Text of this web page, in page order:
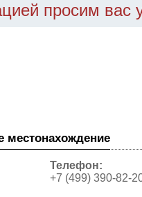
просим
местонахождение
Телефон:
+7 (499) 390-82-